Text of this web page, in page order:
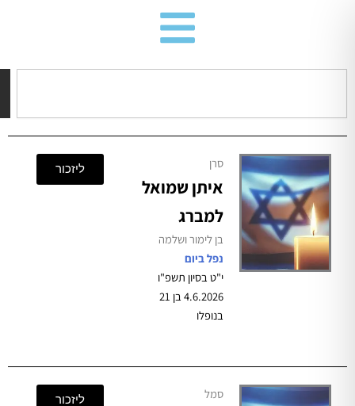
סרן
איתן שמואל
למברג
בן לימור ושלמה
נפל ביום
י"ט בסיון תשפ"ו
4.6.2026 בן 21
סמל